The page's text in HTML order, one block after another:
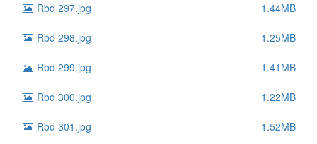
Rbd 297.jpg 1.44MB
Rbd 298.jpg 1.25MB
Rbd 299.jpg 1.41MB
Rbd 300.jpg 1.22MB
Rbd 301.jpg 1.52MB